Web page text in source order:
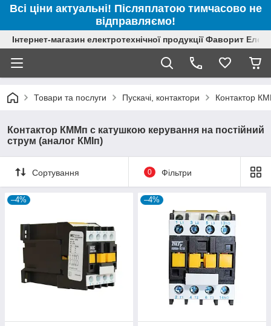
Всі ціни актуальні! Післяплатою тимчасово не
відправляємо!
Інтернет-магазин електротехнічної продукції Фаворит
Товари та послуги Пускачі, контактори Контактор
Контактор КММп с катушкою керування на постійний
струм (аналог КМІп)
Сортування 0 Фільтри
–4% –4%